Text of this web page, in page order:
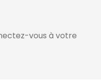
vous à votre